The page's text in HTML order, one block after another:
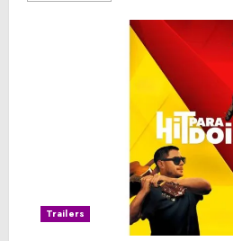
Trailers